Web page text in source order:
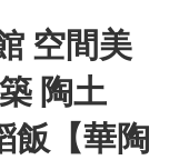
空間美
陶土
飯【華陶